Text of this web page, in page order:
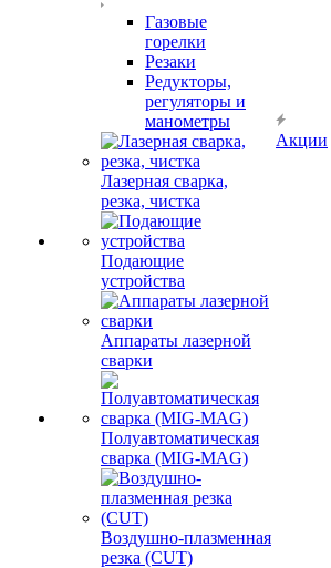
Газовые
горелки
Резаки
Редукторы,
регуляторы и
манометры
Лазерная сварка,
резка, чистка
Подающие
устройства
Аппараты лазерной
сварки
Полуавтоматическая
сварка (MIG-MAG)
Воздушно-плазменная
резка (CUT)
Акции